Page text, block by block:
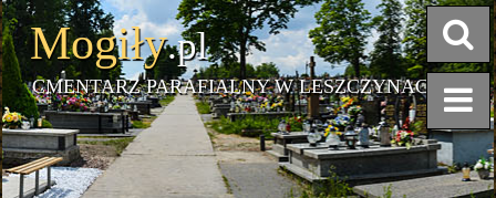
Mogiły.pl
CMENTARZ PARAFIALNY W LESZCZYNACH